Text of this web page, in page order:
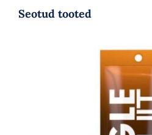
Seotud tooted